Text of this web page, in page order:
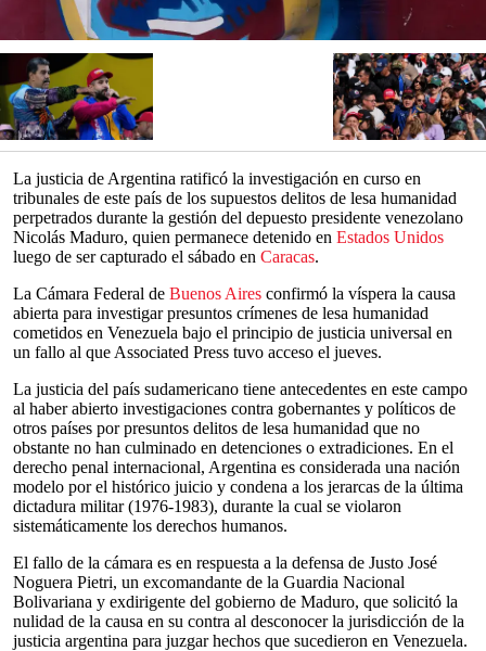
La justicia de Argentina ratificó la investigación en curso en
tribunales de este país de los supuestos delitos de lesa humanidad
perpetrados durante la gestión del depuesto presidente venezolano
Nicolás Maduro, quien permanece detenido en Estados Unidos
luego de ser capturado el sábado en Caracas.
La Cámara Federal de Buenos Aires confirmó la víspera la causa
abierta para investigar presuntos crímenes de lesa humanidad
cometidos en Venezuela bajo el principio de justicia universal en
un fallo al que Associated Press tuvo acceso el jueves.
La justicia del país sudamericano tiene antecedentes en este campo
al haber abierto investigaciones contra gobernantes y políticos de
otros países por presuntos delitos de lesa humanidad que no
obstante no han culminado en detenciones o extradiciones. En el
derecho penal internacional, Argentina es considerada una nación
modelo por el histórico juicio y condena a los jerarcas de la última
dictadura militar (1976-1983), durante la cual se violaron
sistemáticamente los derechos humanos.
El fallo de la cámara es en respuesta a la defensa de Justo José
Noguera Pietri, un excomandante de la Guardia Nacional
Bolivariana y exdirigente del gobierno de Maduro, que solicitó la
nulidad de la causa en su contra al desconocer la jurisdicción de la
justicia argentina para juzgar hechos que sucedieron en Venezuela.